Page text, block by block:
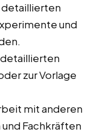
detaillierten
und
zur Vorlage
mit anderen
Fachkräften